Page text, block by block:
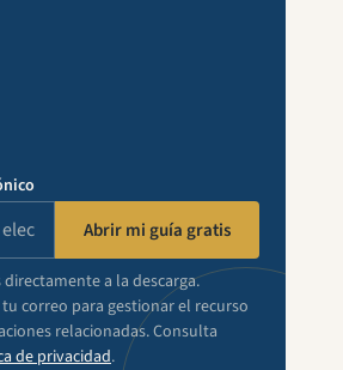
Abrir mi guía gratis
a la descarga.
correo para gestionar el recurso
relacionadas. Consulta
de privacidad.